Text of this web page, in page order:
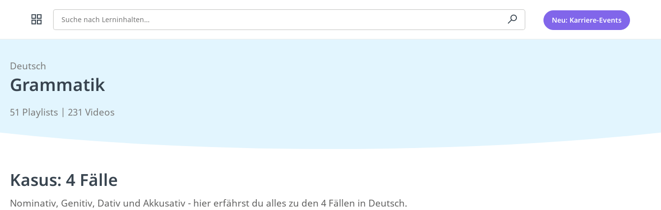
Suche Neu: Karriere-Events
Deutsch
Grammatik
51 Playlists | 231 Videos
Kasus: 4 Fälle
Nominativ, Genitiv, Dativ und Akkusativ - hier erfährst du alles zu den 4 Fällen in Deutsch.